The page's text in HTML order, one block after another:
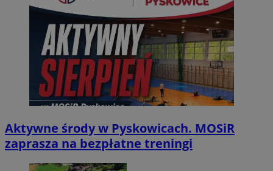
Aktywne środy w Pyskowicach. MOSiR
zaprasza na bezpłatne treningi